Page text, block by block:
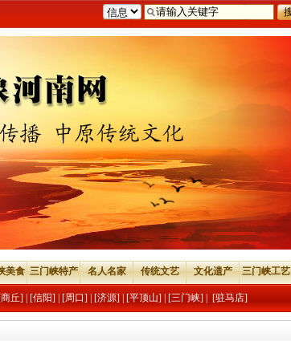
美食 三门峡特产 名人名家 传统文艺 文化遗产 三门峡工艺
丘] [信阳] [周口] [济源] [平顶山] [三门峡] [驻马店]